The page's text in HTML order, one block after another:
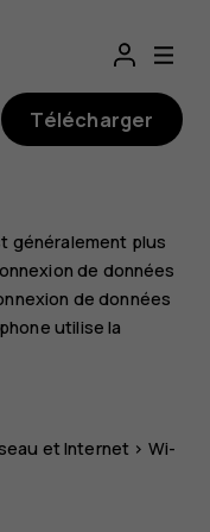
Télécharger
généralement plus
de données
de données
utilise la
et Internet > Wi-